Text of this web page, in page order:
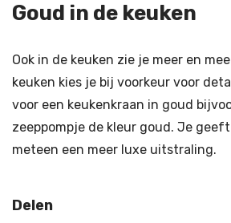
Goud in de keuken
Ook in de keuken zie je meer en
keuken kies je bij voorkeur voor
voor een keukenkraan in goud
zeeppompje de kleur goud. Je
meteen een meer luxe uitstraling.
Delen